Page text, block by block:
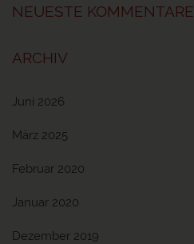
NEUESTE KOMMENTARE
ARCHIV
Juni 2026
März 2025
Februar 2020
Januar 2020
Dezember 2019